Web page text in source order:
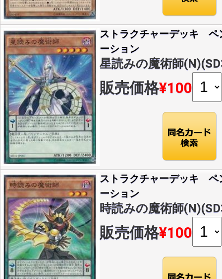
ストラクチャーデッキ ペ
ーション
星読みの魔術師
販売価格¥100
ストラクチャーデッキ ペ
ーション
時読みの魔術師
販売価格¥100